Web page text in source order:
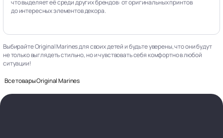
что выделяет её среди других брендов: от оригинальных принтов
до интересных элементов декора.
Выбирайте Original Marines для своих детей и будьте уверены, что они будут
не только выглядеть стильно, но и чувствовать себя комфортно в любой
ситуации!
Все товары Original Marines